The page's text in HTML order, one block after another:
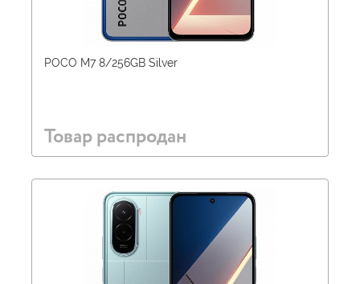
POCO M7 8/256GB Silver
Товар распродан